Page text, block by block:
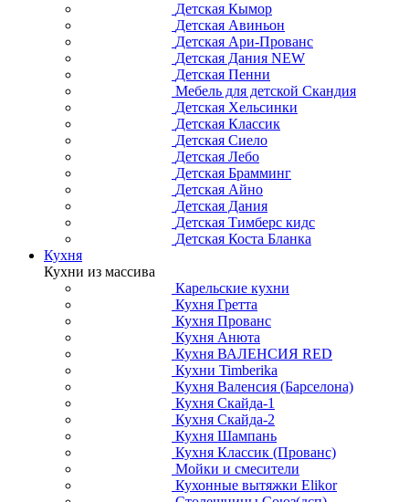
Детская Кымор
Детская Авиньон
Детская Ари-Прованс
Детская Дания NEW
Детская Пенни
Мебель для детской Скандия
Детская Хельсинки
Детская Классик
Детская Сиело
Детская Лебо
Детская Брамминг
Детская Айно
Детская Дания
Детская Тимберс кидс
Детская Коста Бланка
Кухня
Кухни из массива
Карельские кухни
Кухня Гретта
Кухня Прованс
Кухня Анюта
Кухня ВАЛЕНСИЯ RED
Кухни Timberika
Кухня Валенсия (Барселона)
Кухня Скайда-1
Кухня Скайда-2
Кухня Шампань
Кухня Классик (Прованс)
Мойки и смесители
Кухонные вытяжки Elikor